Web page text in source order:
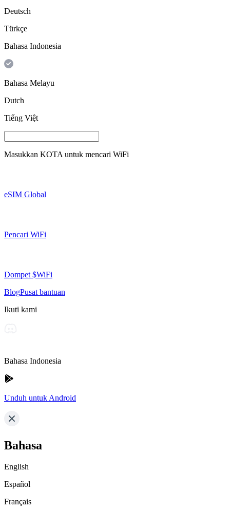
Deutsch
Türkçe
Bahasa Indonesia
Bahasa Melayu
Dutch
Tiếng Việt
Masukkan KOTA untuk mencari WiFi
eSIM Global
Pencari WiFi
Dompet $WiFi
BlogPusat bantuan
Ikuti kami
Bahasa Indonesia
Unduh untuk Android
Bahasa
English
Español
Français